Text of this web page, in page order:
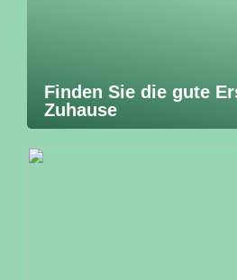
Finden Sie die gute
Zuhause